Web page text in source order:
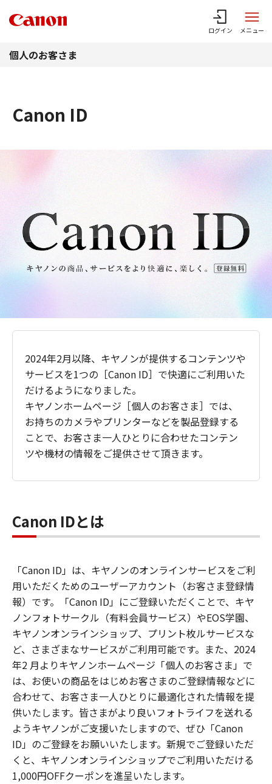
ログイン メニュー
個人のお客さま
Canon ID
2024年2月以降、キヤノンが提供するコンテンツや
サービスを1つの［Canon ID］で快適にご利用いた
だけるようになりました。
キヤノンホームページ［個人のお客さま］では、
お持ちのカメラやプリンターなどを製品登録する
ことで、お客さま一人ひとりに合わせたコンテン
ツや機材の情報をご提供させて頂きます。
Canon IDとは
「Canon ID」は、キヤノンのオンラインサービスをご利
用いただくためのユーザーアカウント（お客さま登録情
報）です。「Canon ID」にご登録いただくことで、キヤ
ノンフォトサークル（有料会員サービス）やEOS学園、
キヤノンオンラインショップ、プリント枚ルサービスな
ど、さまざまなサービスがご利用可能です。また、2024
年2 月よりキヤノンホームページ「個人のお客さま」で
は、お使いの商品をはじめお客さまのご登録情報などに
合わせて、お客さま一人ひとりに最適化された情報を提
供いたします。皆さまがより良いフォトライフを送れる
ようキヤノンがご支援いたしますので、ぜひ「Canon
ID」のご登録をお願いいたします。新規でご登録いただ
くと、キヤノンオンラインショップでご利用いただける
1,000円OFFクーポンを進呈いたします。